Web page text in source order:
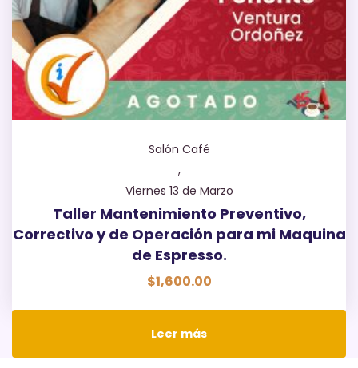
Salón Café
,
Viernes 13 de Marzo
Taller Mantenimiento Preventivo,
Correctivo y de Operación para mi Maquina
de Espresso.
$1,600.00
Leer más